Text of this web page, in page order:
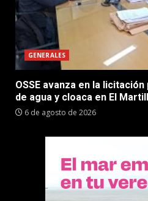
GENERALES
OSSE avanza en la
de agua y cloaca en El
6 de agosto de 2026